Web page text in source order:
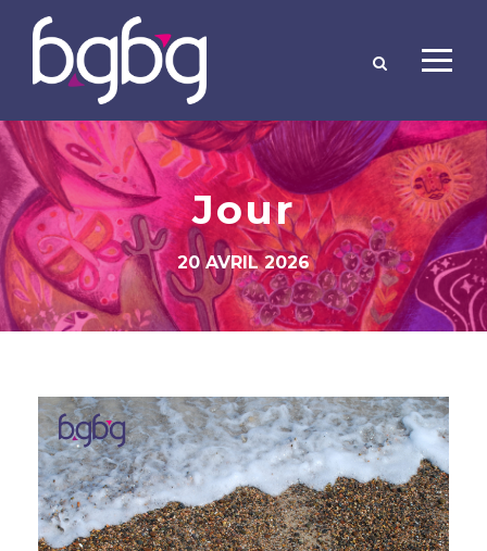
Jour
20 AVRIL 2026